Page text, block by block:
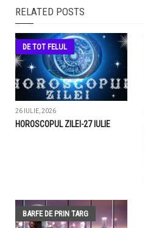
RELATED POSTS
DE TOT FELUL
26 IULIE, 2026
HOROSCOPUL ZILEI-27 IULIE
BARFE DE PRIN TARG